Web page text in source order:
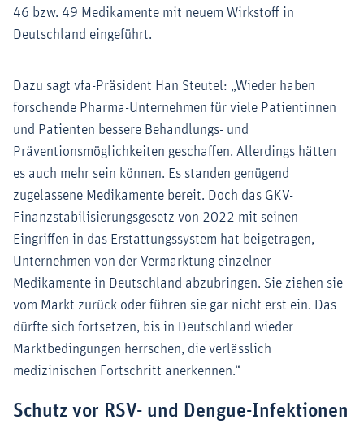
46 bzw. 49 Medikamente mit neuem Wirkstoff in
Deutschland eingeführt.
Dazu sagt vfa-Präsident Han Steutel: „Wieder haben
forschende Pharma-Unternehmen für viele Patientinnen
und Patienten bessere Behandlungs- und
Präventionsmöglichkeiten geschaffen. Allerdings hätten
es auch mehr sein können. Es standen genügend
zugelassene Medikamente bereit. Doch das GKV-
Finanzstabilisierungsgesetz von 2022 mit seinen
Eingriffen in das Erstattungssystem hat beigetragen,
Unternehmen von der Vermarktung einzelner
Medikamente in Deutschland abzubringen. Sie ziehen sie
vom Markt zurück oder führen sie gar nicht erst ein. Das
dürfte sich fortsetzen, bis in Deutschland wieder
Marktbedingungen herrschen, die verlässlich
medizinischen Fortschritt anerkennen.“
Schutz vor RSV- und Dengue-Infektionen